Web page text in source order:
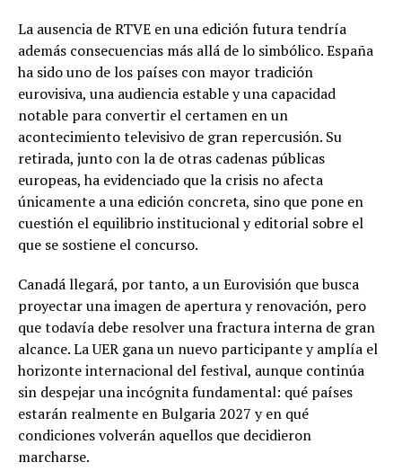
La ausencia de RTVE en una edición futura tendría
además consecuencias más allá de lo simbólico. España
ha sido uno de los países con mayor tradición
eurovisiva, una audiencia estable y una capacidad
notable para convertir el certamen en un
acontecimiento televisivo de gran repercusión. Su
retirada, junto con la de otras cadenas públicas
europeas, ha evidenciado que la crisis no afecta
únicamente a una edición concreta, sino que pone en
cuestión el equilibrio institucional y editorial sobre el
que se sostiene el concurso.
Canadá llegará, por tanto, a un Eurovisión que busca
proyectar una imagen de apertura y renovación, pero
que todavía debe resolver una fractura interna de gran
alcance. La UER gana un nuevo participante y amplía el
horizonte internacional del festival, aunque continúa
sin despejar una incógnita fundamental: qué países
estarán realmente en Bulgaria 2027 y en qué
condiciones volverán aquellos que decidieron
marcharse.